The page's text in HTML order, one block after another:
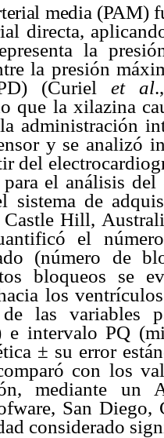
media (PAM)
directa,
la
la presión
(Curiel et al
que la xilazina
administración
y se analizó
del
el análisis del
sistema de
Castle Hill,
el
(número de
bloqueos se
los
de las variables
e intervalo PQ
± su error
con los
mediante un
San
considerado